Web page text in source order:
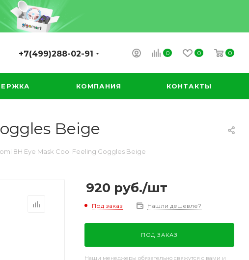
0 0 0
+7(499)288-02-91
КОМПАНИЯ КОНТАКТЫ
Beige
8H Eye Mask Cool Feeling Goggles Beige
920 руб./шт
Под заказ Нашли дешевле?
ПОД ЗАКАЗ
Наши менеджеры обязательно свяжутся с вами и